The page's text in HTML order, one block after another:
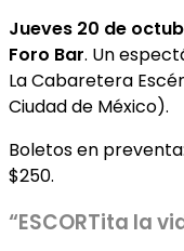
Jueves 20 de
Foro Bar. Un
La Cabaretera
Ciudad de México).
Boletos en
$250.
“ESCORTita la